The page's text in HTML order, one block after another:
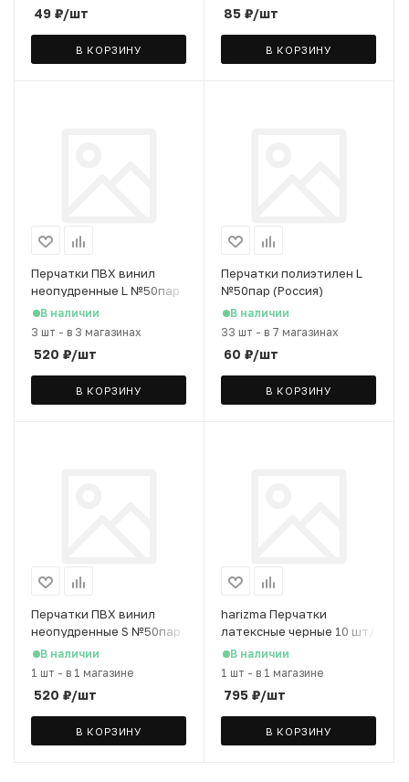
49 ₽/шт
В КОРЗИНУ
85 ₽/шт
В КОРЗИНУ
Перчатки ПВХ винил
неопудренные L №50пар
(Импорт) (НДС 10%)
В наличии
3 шт - в 3 магазинах
520 ₽/шт
В КОРЗИНУ
Перчатки полиэтилен L
№50пар (Россия)
В наличии
33 шт - в 7 магазинах
60 ₽/шт
В КОРЗИНУ
Перчатки ПВХ винил
неопудренные S №50пар
(Импорт) (НДС 10%)
В наличии
1 шт - в 1 магазине
520 ₽/шт
В КОРЗИНУ
harizma Перчатки
латексные черные 10 шт/
уп размер S
В наличии
1 шт - в 1 магазине
795 ₽/шт
В КОРЗИНУ